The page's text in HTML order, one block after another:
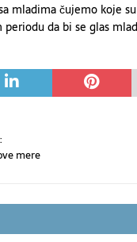
mladima čujemo koje
da bi se glas
mere